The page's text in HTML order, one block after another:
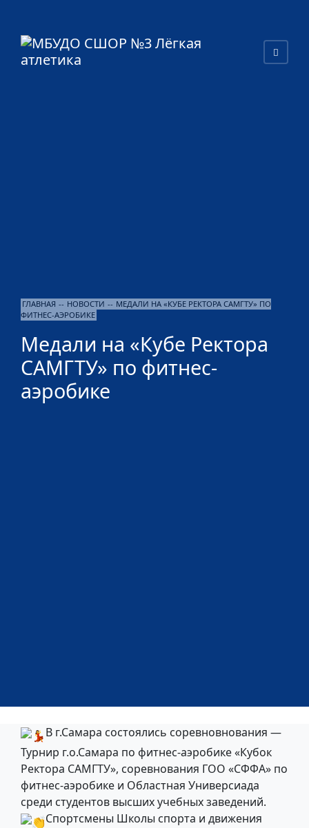
ГЛАВНАЯ -- НОВОСТИ -- МЕДАЛИ НА «КУБЕ РЕКТОРА САМГТУ» ПО
ФИТНЕС-АЭРОБИКЕ
Медали на «Кубе Ректора
САМГТУ» по фитнес-
аэробике
В г.Самара состоялись соревновнования —
Турнир г.о.Самара по фитнес-аэробике «Кубок
Ректора САМГТУ», соревнования ГОО «СФФА» по
фитнес-аэробике и Областная Универсиада
среди студентов высших учебных заведений.
Спортсмены Школы спорта и движения